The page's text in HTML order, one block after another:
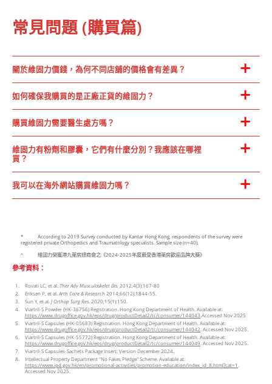
常見問題 (購買篇)
關於維固力價錢，為何不同店舖的價格會有差異？
如何確保我購買的是正廠正貨的維固力？
購買維固力需要醫生處方嗎？
維固力有粉劑和膠囊，它們有什麼分別？我應該在哪裡
買？
我可以在海外網站購買維固力嗎？
* According to 2019 Survey conducted by Kantar Hong Kong, respondents of the survey were
registered private Orthopedics and Traumatology specialists. Sample size (n=40).
^ 維固⼒榮獲港九藥房總商會之《2024-2025年度最受⾹港藥房歡迎品牌⼤獎》
參考資料：
Rovati LC, et al. Ther Adv Musculoskelet Dis. 2012;4(3):167-80
Eriksen P, et al. Arth Care & Research 2014;66(12):1844-55.
Sun Y, et al. J Orthop Surg Res. 2020;15(1):150.
Viartril-S Powder (HK-36756) Registration. Hong Kong Department of Health. Available at:
https://www.drugoffice.gov.hk/eps/drug/productDetail2/tc/consumer/144043 .Accessed Nov 2025.
Viartril-S Capsules (HK-05683) Registration. Hong Kong Department of Health. Available at:
https://www.drugoffice.gov.hk/eps/drug/productDetail2/tc/consumer/144042 . Accessed Nov 2025.
Viartril-S Capsules (HK-55772) Registration. Hong Kong Department of Health. Available at:
https://www.drugoffice.gov.hk/eps/drug/productDetail2/tc/consumer/144049 . Accessed Nov 2025.
Viartril-S Capsules-Sachets Package Insert: Version December 2024.
Intellectual Property Department "No Fakes Pledge" Scheme. Available at:
https://www.ipd.gov.hk/en/promotional-activities/promotion-education/index_id_8.html?cat=1
Accessed Nov 2025.